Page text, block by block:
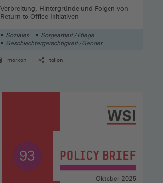
Verbreitung, Hintergründe und Folgen von
Return-to-Office-Initiativen
Soziales
Sorgearbeit / Pflege
Geschlechtergerechtigkeit / Gender
merken teilen